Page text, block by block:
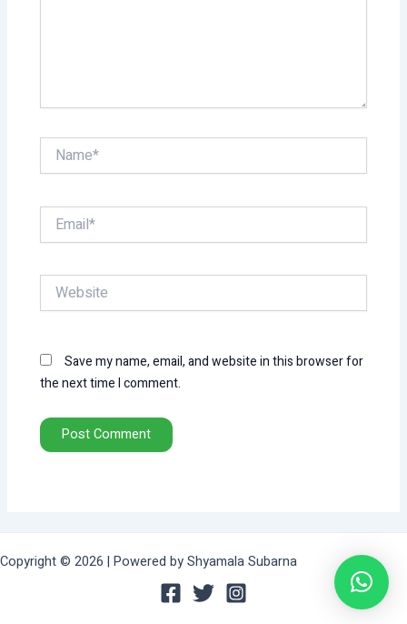
Name*
Email*
Website
Save my name, email, and website in this browser for
the next time I comment.
Copyright © 2026 | Powered by Shyamala Subarna